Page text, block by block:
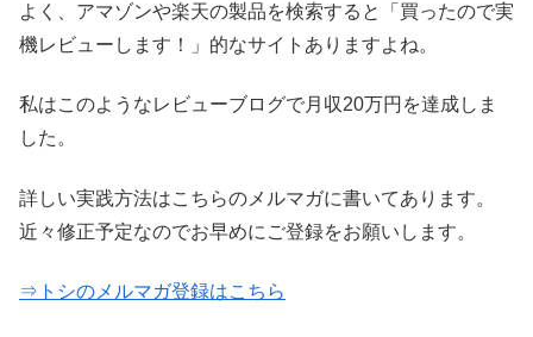
よく、アマゾンや楽天の製品を検索すると「買ったので実
機レビューします！」的なサイトありますよね。
私はこのようなレビューブログで月収20万円を達成しま
した。
詳しい実践方法はこちらのメルマガに書いてあります。
近々修正予定なのでお早めにご登録をお願いします。
⇒トシのメルマガ登録はこちら